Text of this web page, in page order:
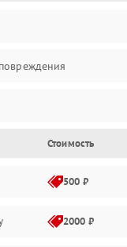
Стоимость
500 ₽
2000 ₽